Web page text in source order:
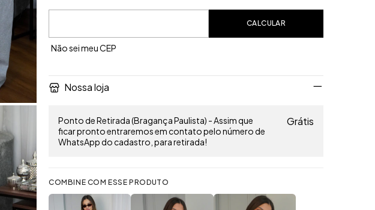
Entregas para o CEP:
CALCULAR
Não sei meu CEP
Nossa loja
Ponto de Retirada (Bragança Paulista) - Assim que
ficar pronto entraremos em contato pelo número de
WhatsApp do cadastro, para retirada!
Grátis
COMBINE COM ESSE PRODUTO